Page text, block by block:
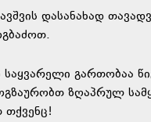
დასანახად
გართობაა
ზღაპრულ